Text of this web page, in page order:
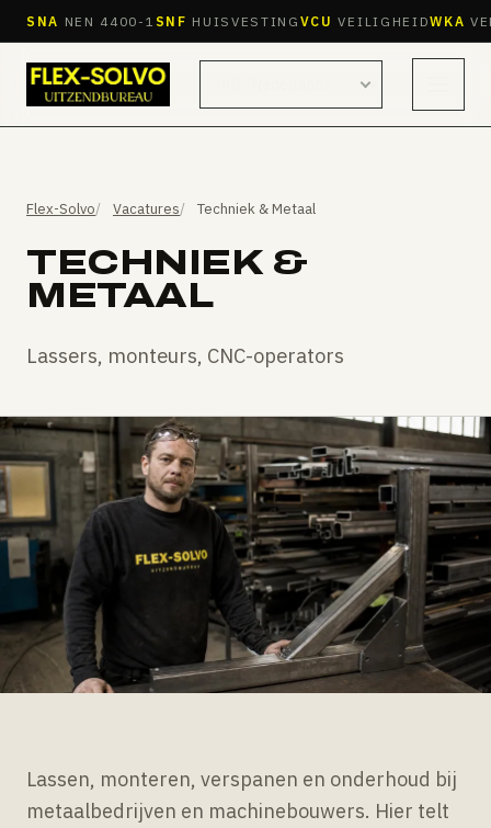
SNA NEN 4400-1 SNF HUISVESTING VCU VEILIGHEIDWKA
Flex-Solvo Vacatures Techniek & Metaal
TECHNIEK &
METAAL
Lassers, monteurs, CNC-operators
Lassen, monteren, verspanen en onderhoud bij
metaalbedrijven en machinebouwers. Hier telt